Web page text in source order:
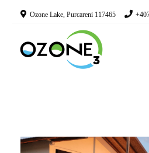
Ozone Lake, Purcareni 117465